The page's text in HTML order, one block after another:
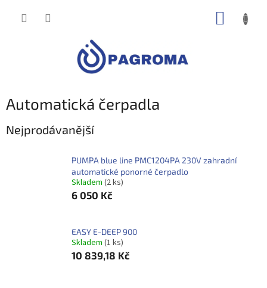
Automatická čerpadla
Nejprodávanější
PUMPA blue line PMC1204PA 230V zahradní
automatické ponorné čerpadlo
Skladem (2 ks)
6 050 Kč
EASY E-DEEP 900
Skladem (1 ks)
10 839,18 Kč